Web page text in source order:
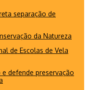
separação de
da Natureza
de Escolas de Vela
defende preservação